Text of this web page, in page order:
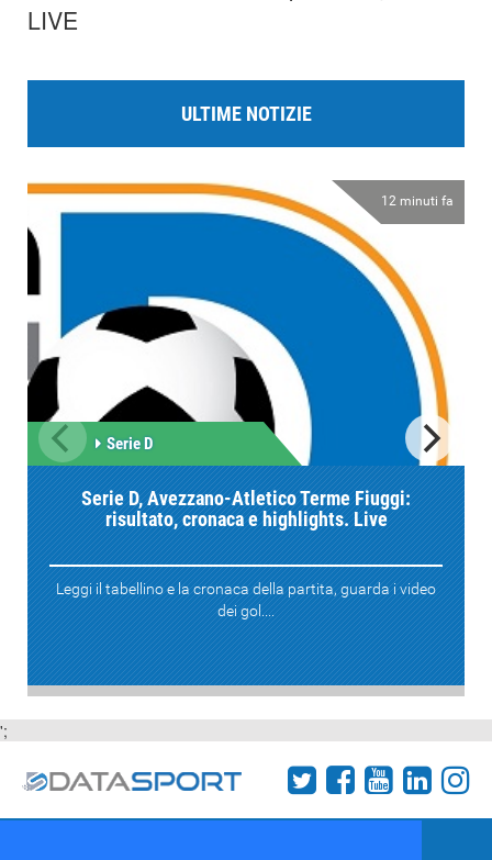
LIVE
ULTIME NOTIZIE
12 minuti fa
Serie D
Serie D, Avezzano-Atletico Terme Fiuggi:
risultato, cronaca e highlights. Live
Leggi il tabellino e la cronaca della partita, guarda i video
dei gol....
';